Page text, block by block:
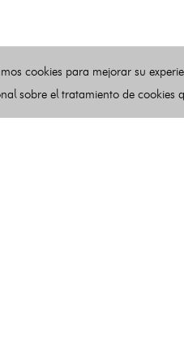
cookies para mejorar su
sobre el tratamiento de cookies